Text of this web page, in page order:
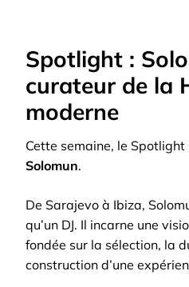
Spotlight :
curateur de la
moderne
Cette semaine, le Spotlight
Solomun.
De Sarajevo à Ibiza,
qu’un DJ. Il incarne une
fondée sur la sélection, la
construction d’une